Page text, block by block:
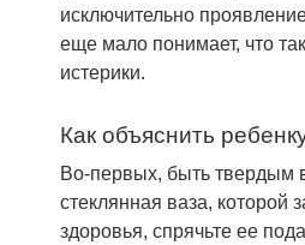
исключительно
еще мало понимает, что
истерики.
Как объяснить
Во-первых, быть твердым
стеклянная ваза, которой
здоровья, спрячьте ее